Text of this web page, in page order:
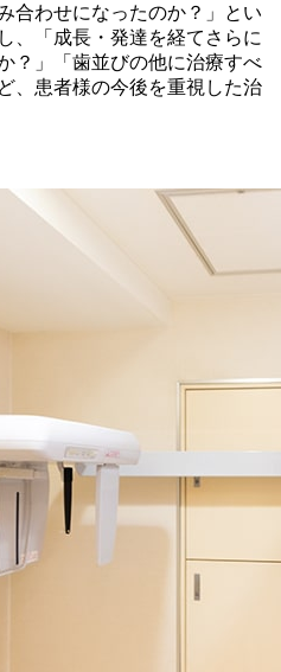
合わせになったのか？」とい
、「成長・発達を経てさらに
？」「歯並びの他に治療すべ
、患者様の今後を重視した治